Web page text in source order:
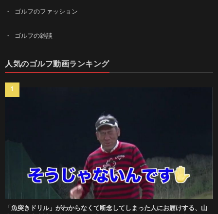
ゴルフのファッション
ゴルフの雑談
人気のゴルフ動画ランキング
「魚突きドリル」がわからなくて断念してしまった人にお届けする、山